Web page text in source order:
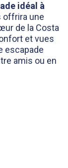
idéal à
offrira une
de la Costa
et vues
escapade
amis ou en